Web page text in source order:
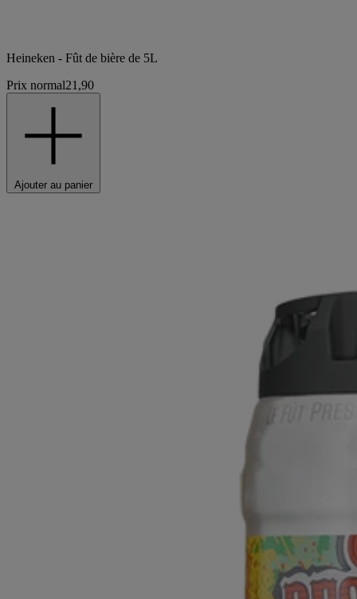
Heineken - Fût de bière de 5L
Prix normal21,90
Ajouter au panier